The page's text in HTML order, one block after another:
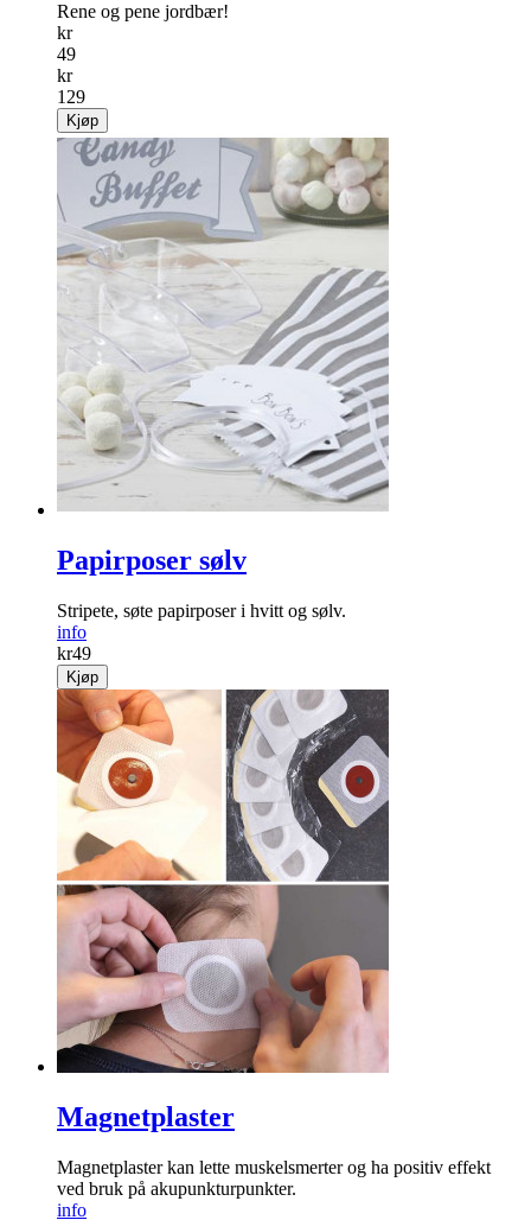
Rene og pene jordbær!
kr
49
kr
129
Kjøp
Papirposer sølv
Stripete, søte papirposer i hvitt og sølv.
info
kr49
Kjøp
Magnetplaster
Magnetplaster kan lette muskelsmerter og ha positiv effekt
ved bruk på akupunkturpunkter.
info